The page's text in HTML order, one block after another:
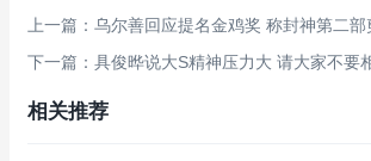
上一篇：乌尔善回应提名金鸡奖 称封神第二
下一篇：具俊晔说大S精神压力大 请大家不要
相关推荐